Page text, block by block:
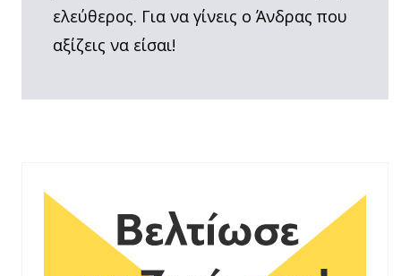
ελεύθερος. Για να γίνεις ο Άνδρας που
αξίζεις να είσαι!